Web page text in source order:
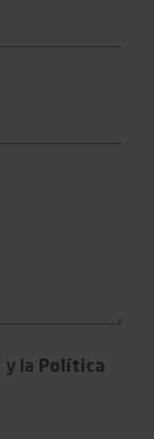
y la Política